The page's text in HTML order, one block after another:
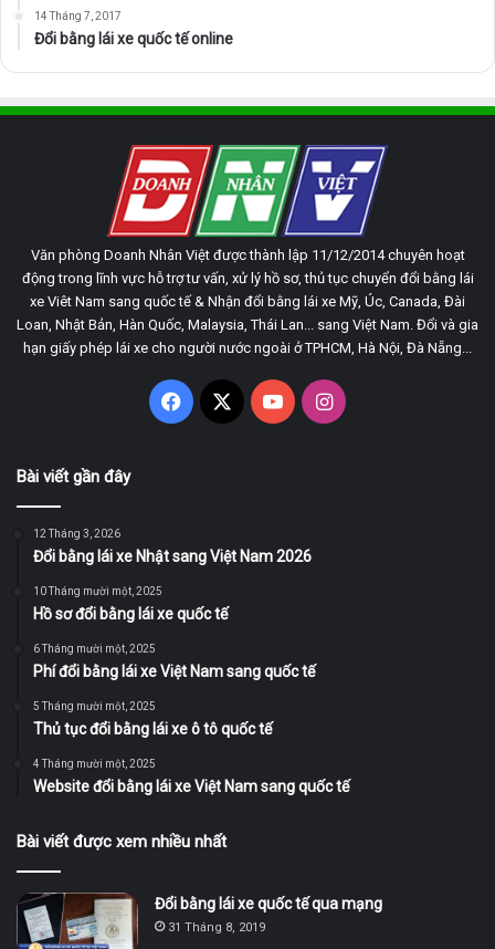
14 Tháng 7, 2017
Đổi bằng lái xe quốc tế online
Văn phòng Doanh Nhân Việt được thành lập 11/12/2014 chuyên hoạt
động trong lĩnh vực hỗ trợ tư vấn, xử lý hồ sơ, thủ tục chuyển đổi bằng lái
xe Viêt Nam sang quốc tế & Nhận đổi bằng lái xe Mỹ, Úc, Canada, Đài
Loan, Nhật Bản, Hàn Quốc, Malaysia, Thái Lan... sang Việt Nam. Đổi và gia
hạn giấy phép lái xe cho người nước ngoài ở TPHCM, Hà Nội, Đà Nẵng...
Facebook
X YouTubeInstagram
Bài viết gần đây
12 Tháng 3, 2026
Đổi bằng lái xe Nhật sang Việt Nam 2026
10 Tháng mười một, 2025
Hồ sơ đổi bằng lái xe quốc tế
6 Tháng mười một, 2025
Phí đổi bằng lái xe Việt Nam sang quốc tế
5 Tháng mười một, 2025
Thủ tục đổi bằng lái xe ô tô quốc tế
4 Tháng mười một, 2025
Website đổi bằng lái xe Việt Nam sang quốc tế
Bài viết được xem nhiều nhất
Đổi bằng lái xe quốc tế qua mạng
31 Tháng 8, 2019